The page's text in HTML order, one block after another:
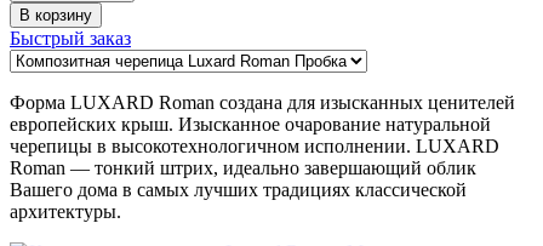
В корзину
Быстрый заказ
Форма LUXARD Roman создана для изысканных ценителей
европейских крыш. Изысканное очарование натуральной
черепицы в высокотехнологичном исполнении. LUXARD
Roman — тонкий штрих, идеально завершающий облик
Вашего дома в самых лучших традициях классической
архитектуры.